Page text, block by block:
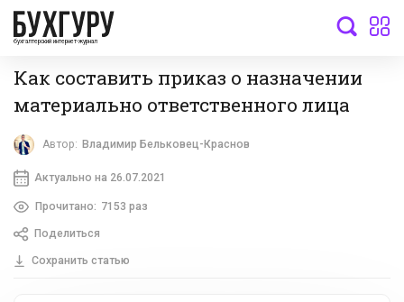
бухгалтерский интернет-журнал
Как составить приказ о назначении
материально ответственного лица
Автор: Владимир Бельковец-Краснов
Актуально на 26.07.2021
Прочитано: 7153 раз
Поделиться
Сохранить статью